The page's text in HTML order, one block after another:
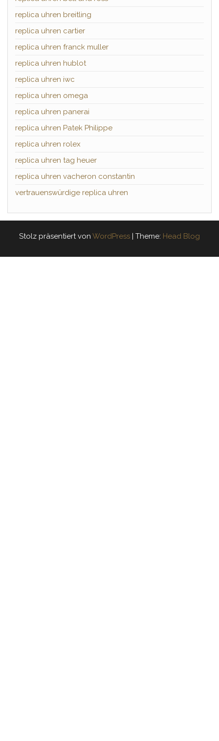
replica uhren breitling
replica uhren cartier
replica uhren franck muller
replica uhren hublot
replica uhren iwc
replica uhren omega
replica uhren panerai
replica uhren Patek Philippe
replica uhren rolex
replica uhren tag heuer
replica uhren vacheron constantin
vertrauenswürdige replica uhren
Stolz präsentiert von WordPress | Theme: Head Blog